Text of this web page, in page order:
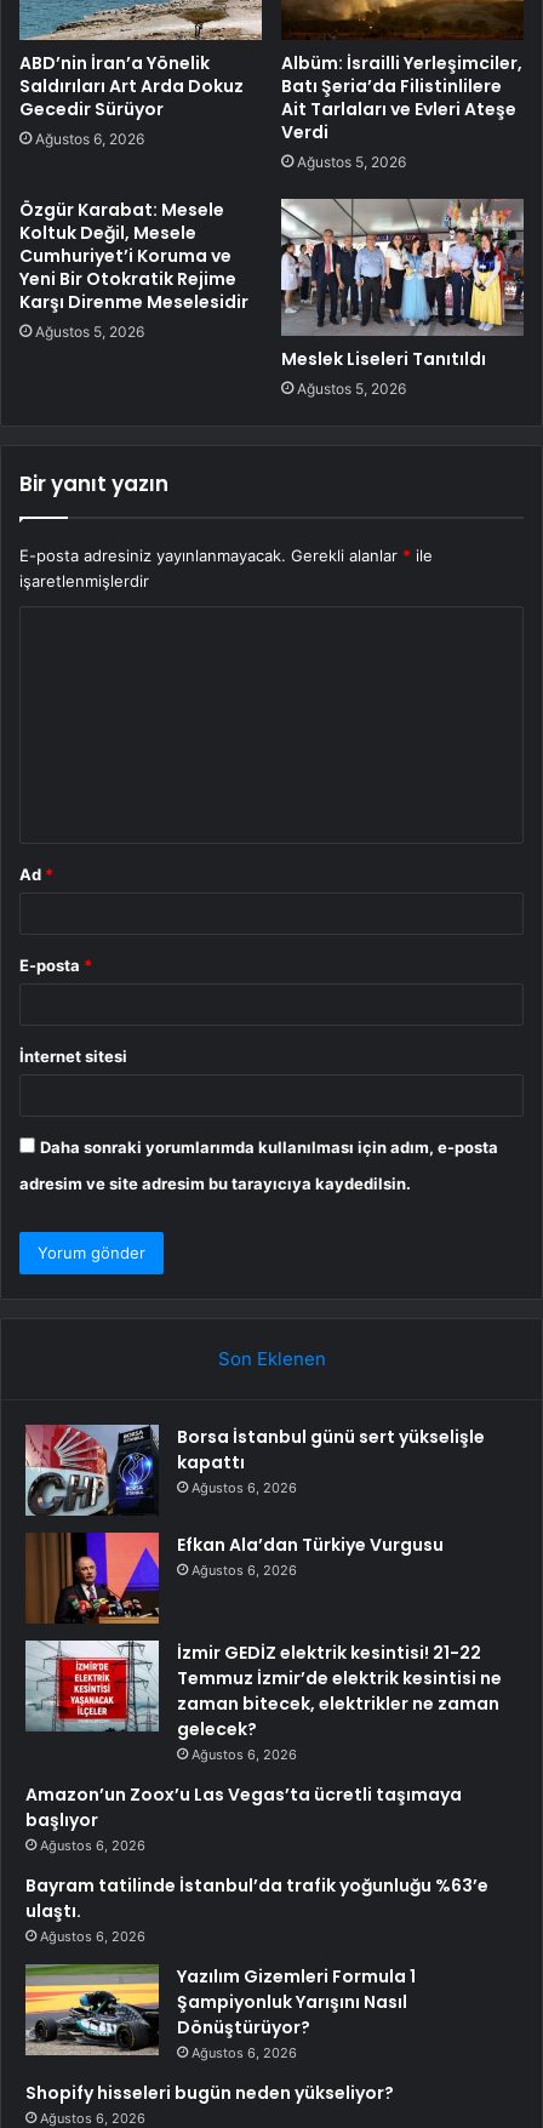
ABD’nin İran’a Yönelik
Saldırıları Art Arda Dokuz
Gecedir Sürüyor
Ağustos 6, 2026
Albüm: İsrailli Yerleşimciler,
Batı Şeria’da Filistinlilere
Ait Tarlaları ve Evleri Ateşe
Verdi
Ağustos 5, 2026
Özgür Karabat: Mesele
Koltuk Değil, Mesele
Cumhuriyet’i Koruma ve
Yeni Bir Otokratik Rejime
Karşı Direnme Meselesidir
Ağustos 5, 2026
Meslek Liseleri Tanıtıldı
Ağustos 5, 2026
Bir yanıt yazın
E-posta adresiniz yayınlanmayacak. Gerekli alanlar * ile
işaretlenmişlerdir
Ad *
E-posta *
İnternet sitesi
Daha sonraki yorumlarımda kullanılması için adım, e-posta
adresim ve site adresim bu tarayıcıya kaydedilsin.
Son Eklenen
Borsa İstanbul günü sert yükselişle
kapattı
Ağustos 6, 2026
Efkan Ala’dan Türkiye Vurgusu
Ağustos 6, 2026
İzmir GEDİZ elektrik kesintisi! 21-22
Temmuz İzmir’de elektrik kesintisi ne
zaman bitecek, elektrikler ne zaman
gelecek?
Ağustos 6, 2026
Amazon’un Zoox’u Las Vegas’ta ücretli taşımaya
başlıyor
Ağustos 6, 2026
Bayram tatilinde İstanbul’da trafik yoğunluğu %63’e
ulaştı.
Ağustos 6, 2026
Yazılım Gizemleri Formula 1
Şampiyonluk Yarışını Nasıl
Dönüştürüyor?
Ağustos 6, 2026
Shopify hisseleri bugün neden yükseliyor?
Ağustos 6, 2026